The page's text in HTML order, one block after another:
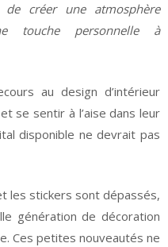
créer une atmosphère
touche personnelle à
au design d’intérieur
se sentir à l’aise dans leur
disponible ne devrait pas
les stickers sont dépassés,
génération de décoration
Ces petites nouveautés ne